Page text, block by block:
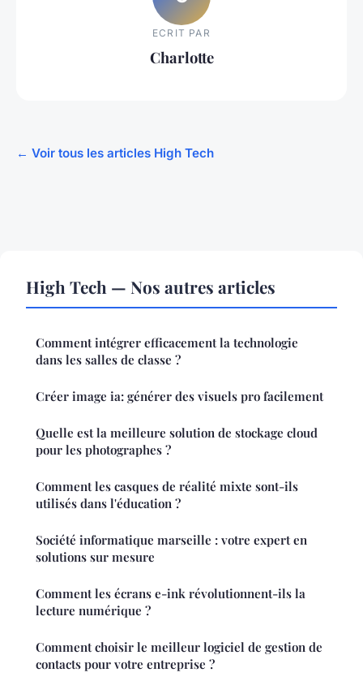
ECRIT PAR
Charlotte
← Voir tous les articles High Tech
High Tech — Nos autres articles
Comment intégrer efficacement la technologie
dans les salles de classe ?
Créer image ia: générer des visuels pro facilement
Quelle est la meilleure solution de stockage cloud
pour les photographes ?
Comment les casques de réalité mixte sont-ils
utilisés dans l'éducation ?
Société informatique marseille : votre expert en
solutions sur mesure
Comment les écrans e-ink révolutionnent-ils la
lecture numérique ?
Comment choisir le meilleur logiciel de gestion de
contacts pour votre entreprise ?